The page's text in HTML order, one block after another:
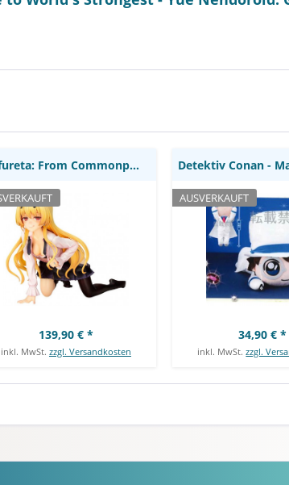
Arifureta: From Commonplace to World's...
139,90 € *
inkl. MwSt. zzgl. Versandkosten
AUSVERKAUFT
34,90 € *
inkl. MwSt.zzgl.